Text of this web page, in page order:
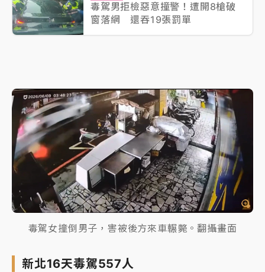
毒駕男拒檢惡意撞警！遭開8槍破
窗落網 還吞19張罰單
毒駕女撞倒男子，害被後方來車輾斃。翻攝畫面
新北16天毒駕557人